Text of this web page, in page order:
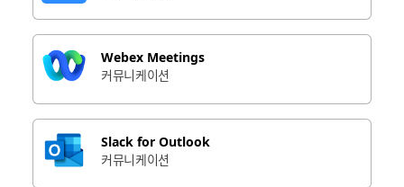
Webex Meetings
커뮤니케이션
Slack for Outlook
커뮤니케이션